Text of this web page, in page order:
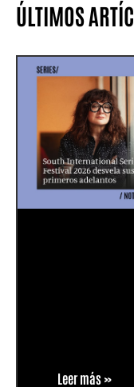
ÚLTIMOS
Leer más »